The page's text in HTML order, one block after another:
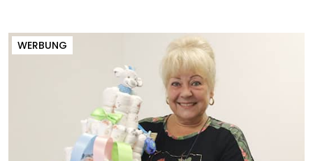
WERBUNG